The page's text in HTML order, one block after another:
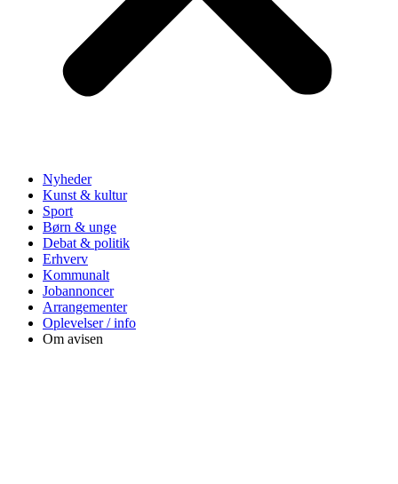
Nyheder
Kunst & kultur
Sport
Børn & unge
Debat & politik
Erhverv
Kommunalt
Jobannoncer
Arrangementer
Oplevelser / info
Om avisen